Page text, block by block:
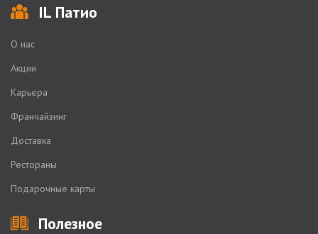
IL Патио
О нас
Акции
Карьера
Франчайзинг
Доставка
Рестораны
Подарочные карты
Полезное